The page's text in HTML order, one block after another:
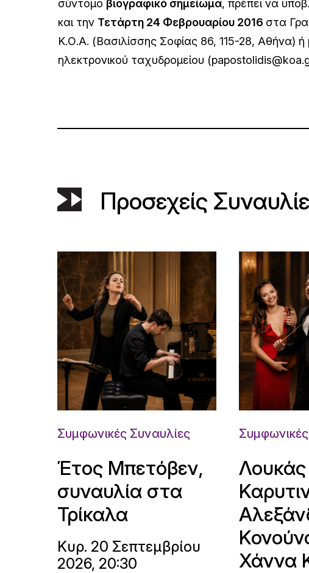
σύντομο βιογραφικό σημείωμα, πρέπει να
και την Τετάρτη 24 Φεβρουαρίου 2016 στα
Κ.Ο.Α. (Bασιλίσσης Σοφίας 86, 115-28, Αθήνα)
ηλεκτρονικού ταχυδρομείου
Προσεχείς
Συμφωνικές Συναυλίες
Έτος Μπετόβεν,
συναυλία στα
Τρίκαλα
Κυρ. 20 Σεπτεμβρίου
2026, 20:30
Λουκάς
Χάννα